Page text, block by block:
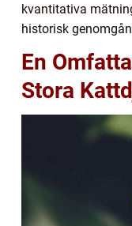
kvantitativa
historisk
En
Stora